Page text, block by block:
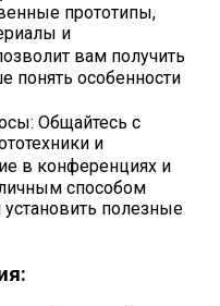
прототипы,
и
вам получить
понять особенности
Общайтесь с
и
в конференциях и
способом
полезные